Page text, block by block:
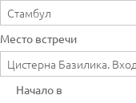
Место встречи
Начало в